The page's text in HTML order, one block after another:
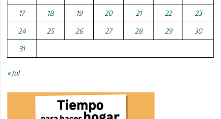
17 18 19 20 21 22 23
24 25 26 27 28 29 30
31
« Jul